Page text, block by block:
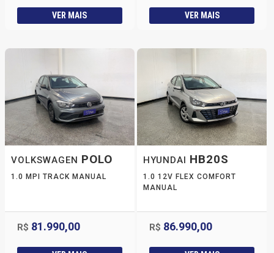
VER MAIS VER MAIS
VOLKSWAGEN POLO
1.0 MPI TRACK MANUAL
R$ 81.990,00
HYUNDAI HB20S
1.0 12V FLEX COMFORT
MANUAL
R$ 86.990,00